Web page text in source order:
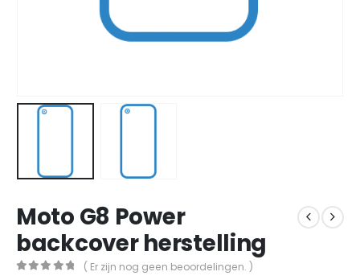
Moto G8 Power
backcover herstelling
( Er zijn nog geen beoordelingen. )